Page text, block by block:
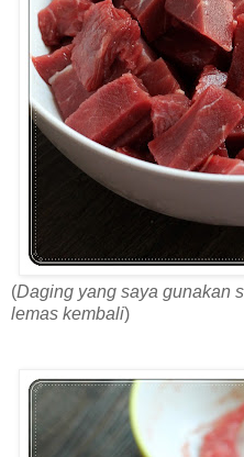
(Daging yang saya gunakan
lemas kembali)